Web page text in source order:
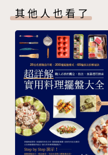
名
指導學生──參加「屏東
語、閩語、客語演說及
指導學生──二○一○年
界青少年發明展」獲金牌
學校特色行銷──規劃
知〉
曾任──校長秘書
曾任──總務主任
現任──教務主任
第二十籤 丁卯 朱弁上
第二十一籤 丁巳 觀音大
第二十二籤 丁未 韓信
第二十三籤 丁酉 姜太
第二十四籤 丁亥 楊文
第二十五籤 戊子 劉文
第二十六籤 戊寅 呂蒙
第二十七籤 戊辰 周武
第二十八籤 戊午 楚項
第二十九籤 戊申 孔夫
第三十籤 戊戌 李通賠
其他人也看了